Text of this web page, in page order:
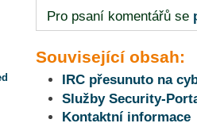
Pro psaní komentářů se
Související obsah:
IRC přesunuto na
Služby Security-
Kontaktní informace